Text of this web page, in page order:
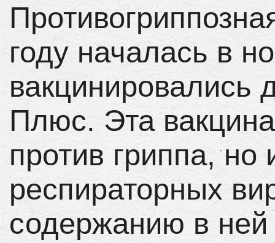
году началась в
вакцинировались
Плюс. Эта
против гриппа, но
респираторных
содержанию в ней